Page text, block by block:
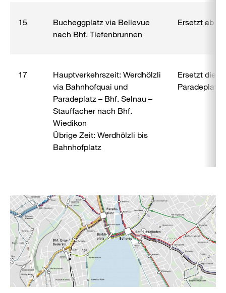
15
Bucheggplatz via Bellevue
nach Bhf. Tiefenbrunnen
Ersetzt ab
17
Hauptverkehrszeit: Werdhölzli
via Bahnhofquai und
Paradeplatz – Bhf. Selnau –
Stauffacher nach Bhf.
Wiedikon
Übrige Zeit: Werdhölzli bis
Bahnhofplatz
Ersetzt die
Paradeplatz